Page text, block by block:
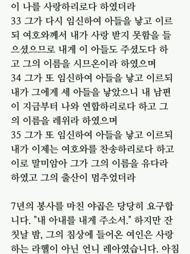
이 나를 사랑하리로다 하였더라
33 그가 다시 임신하여 아들을 낳고 이르
되 여호와께서 내가 사랑 받지 못함을 들
으셨으므로 내게 이 아들도 주셨도다 하
고 그의 이름을 시므온이라 하였으며
34 그가 또 임신하여 아들을 낳고 이르되
내가 그에게 세 아들을 낳았으니 내 남편
이 지금부터 나와 연합하리로다 하고 그
의 이름을 레위라 하였으며
35 그가 또 임신하여 아들을 낳고 이르되
내가 이제는 여호와를 찬송하리로다 하고
이로 말미암아 그가 그의 이름을 유다라
하였고 그의 출산이 멈추었더라
7년의 봉사를 마친 야곱은 당당히 요구합
니다. "내 아내를 내게 주소서." 하지만 잔
칫날 밤, 그의 침상에 들어온 여인은 사랑
하는 라헬이 아닌 언니 레아였습니다. 아침